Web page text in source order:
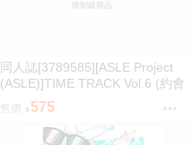
限制級商品
同人誌[3789585][ASLE Project
(ASLE)]TIME TRACK Vol.6 (約會
大作戰)
售價 575